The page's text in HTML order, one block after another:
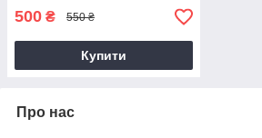
500 ₴ 550 ₴
Купити
Про нас